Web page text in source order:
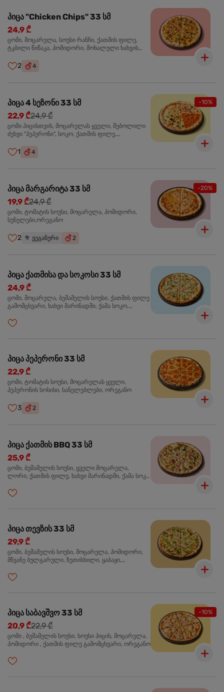
პიცა "Chicken Chips" 33 სმ
24,9 ₾
ცომი, მოცარელა, სოუსი რანჩი, ქათმის ფილე,
ტკბილი წიწაკა, პომიდორი, მოხალული ხახვის
2 4
-10%
პიცა 4 სეზონი 33 სმ
22,9 ₾24,9 ₾
ცომი პიცისთვის, მოცარელას ყველი, შებოლილი
ძეხვი "პეპერონი", სოკო, ქათმის ფილე,
1 4
-20%
პიცა მარგარიტა 33 სმ
19,9 ₾24,9 ₾
ცომი, ტომატის სოუსი, მოცარელა, პომიდორი,
სუნელები,ორეგანო
2 🥦 ვეგანური 2
პიცა ქათმისა და სოკოსი 33 სმ
24,9 ₾
ცომი, მოცარელა, ბეშამელის სოუსი, ქათმის ფილე
გამომცხვარი, ხახვი მარინადში, ქამა სოკო,
პიცა პეპერონი 33 სმ
22,9 ₾
ცომი, ტომატის სოუსი, მოცარელას ყველი,
პეპერონის სოსისი, სანელებლები, ორეგანო
3 2
პიცა ქათმის BBQ 33 სმ
25,9 ₾
ცომი, ბეშამელის სოუსი, ყველი მოცარელა,
ლორი, ქათმის ფილე, ხახვი მარინადში, ქამა სოკო
პიცა თევზის 33 სმ
29,9 ₾
ცომი, ბეშამელის სოუსი, მოცარელა, პომიდორი,
მწვანე ბულგარული, ზეთისხილი, ყაბაყი,
ორეგანო
-10%
პიცა საბავშვო 33 სმ
20,9 ₾22,9 ₾
ცომი , ბეშამელის სოუსი, სოუსი პიცის, მოცარელა,
პომიდორი , ქათმის ფილე გამომცხვარი, ორეგანო